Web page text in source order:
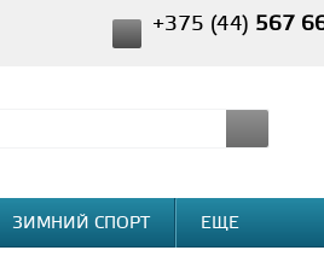
+375 (44) 567
ЗИМНИЙ СПОРТ ЕЩЕ